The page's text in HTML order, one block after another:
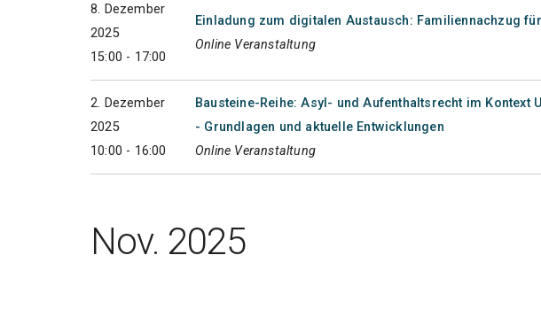
8. Dezember
2025
15:00 - 17:00
Einladung zum digitalen Austausch: Familiennachzug
Online Veranstaltung
2. Dezember
2025
10:00 - 16:00
Bausteine-Reihe: Asyl- und Aufenthaltsrecht im Kontext
- Grundlagen und aktuelle Entwicklungen
Online Veranstaltung
Nov. 2025